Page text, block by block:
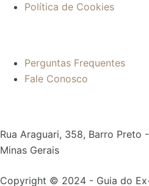
Política de Cookies
Perguntas Frequentes
Fale Conosco
Rua Araguari, 358, Barro Preto
Minas Gerais
Copyright © 2024 - Guia do